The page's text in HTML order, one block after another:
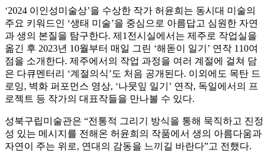
‘2024 이인성미술상’을 수상한 작가 허윤희는 동시대 미술의
주요 키워드인 ‘생태 미술’을 중심으로 아름답고 심원한 자연
과 생의 본질을 탐구한다. 제1전시실에서는 제주로 작업실을
옮긴 후 2023년 10월부터 매일 그린 ‘해돋이 일기’ 연작 110여
점을 소개한다. 제주에서의 작업 과정을 여러 계절에 걸쳐 담
은 다큐멘터리 ‘계절의식’도 처음 공개된다. 이외에도 목탄 드
로잉, 벽화 퍼포먼스 영상, ‘나뭇잎 일기’ 연작, 독일에서의 프
로젝트 등 작가의 대표작들을 만나볼 수 있다.
성북구립미술관은 “전통적 그리기 방식을 통해 묵직하고 진정
성 있는 메시지를 전해온 허윤희의 작품에서 생의 아름다움과
자연이 주는 위로, 연대의 감동을 느끼길 바란다”고 전했다.